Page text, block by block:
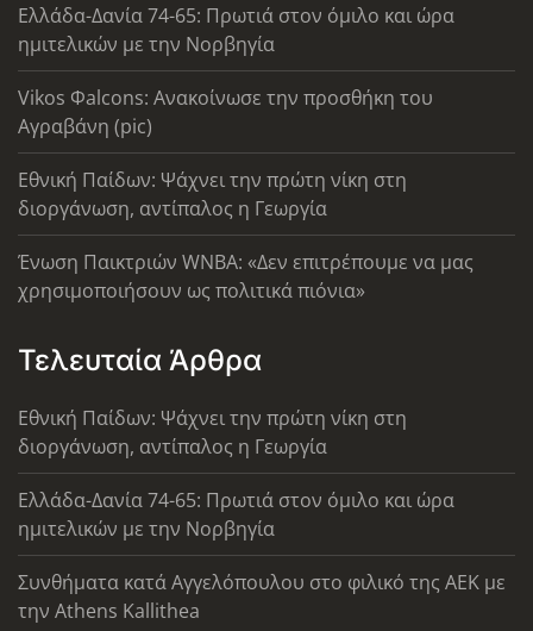
Ελλάδα-Δανία 74-65: Πρωτιά στον όμιλο και ώρα
ημιτελικών με την Νορβηγία
Vikos Φalcons: Ανακοίνωσε την προσθήκη του
Αγραβάνη (pic)
Εθνική Παίδων: Ψάχνει την πρώτη νίκη στη
διοργάνωση, αντίπαλος η Γεωργία
Ένωση Παικτριών WNBA: «Δεν επιτρέπουμε να μας
χρησιμοποιήσουν ως πολιτικά πιόνια»
Τελευταία Άρθρα
Εθνική Παίδων: Ψάχνει την πρώτη νίκη στη
διοργάνωση, αντίπαλος η Γεωργία
Ελλάδα-Δανία 74-65: Πρωτιά στον όμιλο και ώρα
ημιτελικών με την Νορβηγία
Συνθήματα κατά Αγγελόπουλου στο φιλικό της ΑΕΚ με
την Athens Kallithea